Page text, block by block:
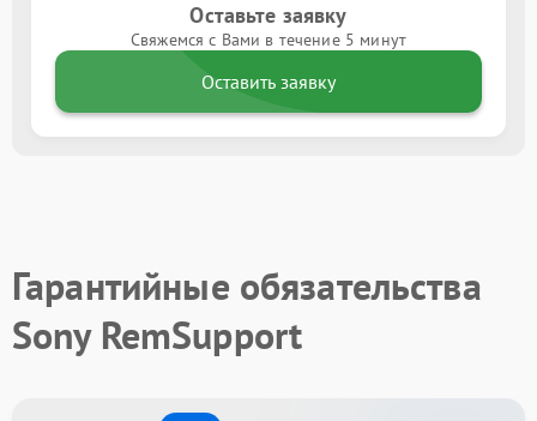
Оставьте заявку
Свяжемся с Вами в течение 5 минут
Оставить заявку
Гарантийные обязательства
Sony RemSupport